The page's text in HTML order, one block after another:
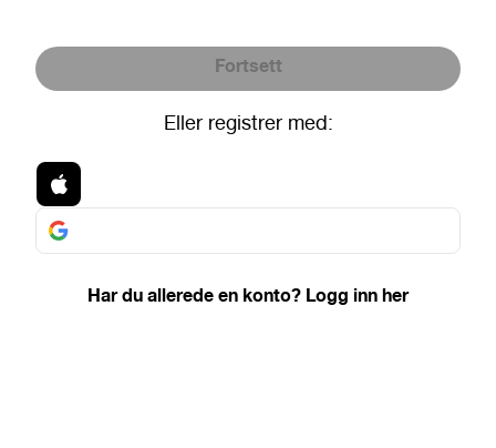
Fortsett
Eller registrer med:
Har du allerede en konto? Logg inn her